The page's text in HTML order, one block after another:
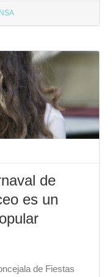
de
es un
de Fiestas